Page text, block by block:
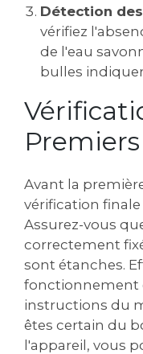
Détection
vérifiez
de l'eau
bulles
Avant la
vérification
Assurez-vous
correctement
sont étanches.
fonctionnement
instructions du
êtes certain du
l'appareil, vous